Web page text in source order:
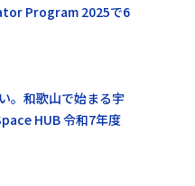
Program 2025で6
。和歌山で始まる宇
HUB 令和7年度